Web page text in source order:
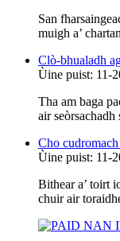
San
muigh a’
Clò-bhualadh
Ùine puist: 11-
Tha am baga
air
Cho cudromach
Ùine puist: 11-
Bithear a’ toirt
chuir air